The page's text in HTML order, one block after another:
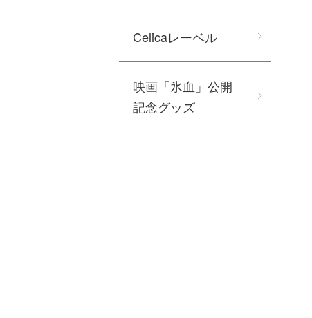
Celicaレーベル
映画「氷血」公開
記念グッズ